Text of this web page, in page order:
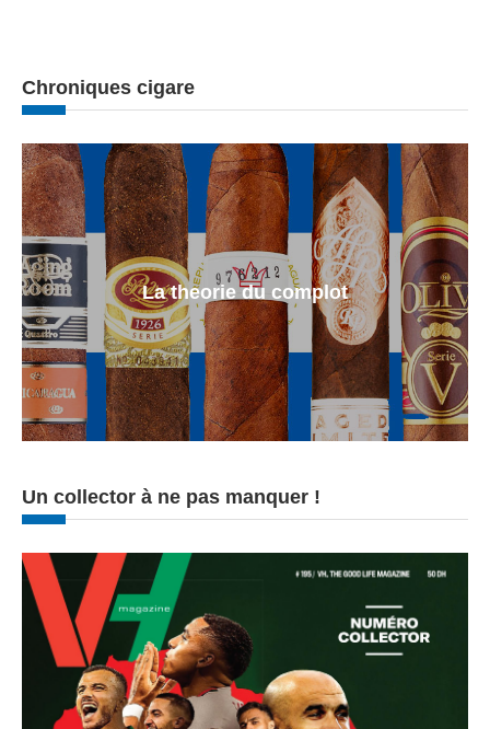
Chroniques cigare
La theorie du complot
Un collector à ne pas manquer !